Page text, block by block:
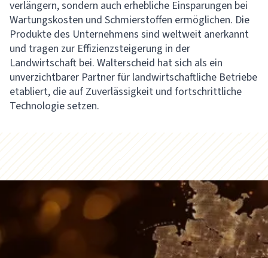
verlängern, sondern auch erhebliche Einsparungen bei
Wartungskosten und Schmierstoffen ermöglichen. Die
Produkte des Unternehmens sind weltweit anerkannt
und tragen zur Effizienzsteigerung in der
Landwirtschaft bei. Walterscheid hat sich als ein
unverzichtbarer Partner für landwirtschaftliche Betriebe
etabliert, die auf Zuverlässigkeit und fortschrittliche
Technologie setzen.